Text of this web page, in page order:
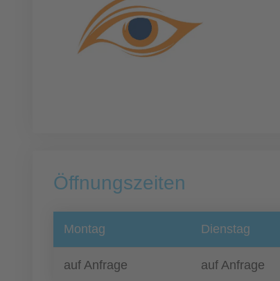
Öffnungszeiten
Montag Dienstag
auf Anfrage auf Anfrage